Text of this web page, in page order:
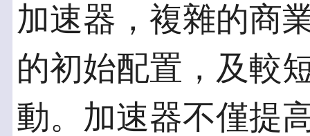
加速器，複雜的商
的初始配置，及較
動。加速器不僅提